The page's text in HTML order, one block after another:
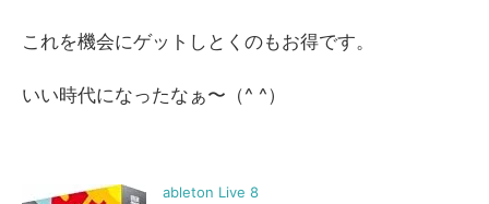
これを機会にゲットしとくのもお得です。
いい時代になったなぁ〜（^ ^）
ableton Live 8